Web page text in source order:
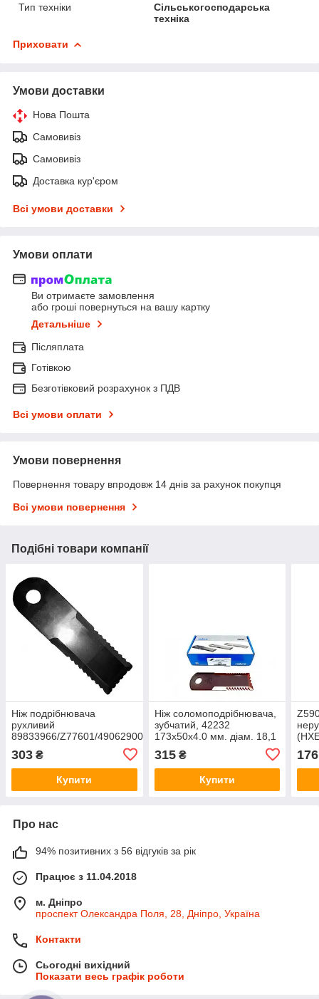
Тип техніки
Сільськогосподарська
техніка
Приховати
Умови доставки
Нова Пошта
Самовивіз
Самовивіз
Доставка кур'єром
Всі умови доставки
Умови оплати
Ви отримаєте замовлення
або гроші повернуться на вашу картку
Детальніше
Післяплата
Готівкою
Безготівковий розрахунок з ПДВ
Всі умови оплати
Умови повернення
Повернення товару впродовж 14 днів за рахунок покупця
Всі умови повернення
Подібні товари компанії
Ніж подрібнювача
рухливий
89833966/Z77601/49062900/28274490000/F
303 ₴
Купити
Ніж соломоподрібнювача,
зубчатий, 42232
173x50x4.0 мм. діам. 18,1
Z55610,
315₴
Купити
176
Про нас
94% позитивних з 56 відгуків за рік
Працює з 11.04.2018
м. Дніпро
проспект Олександра Поля, 28, Дніпро, Україна
Контакти
Сьогодні вихідний
Показати весь графік роботи